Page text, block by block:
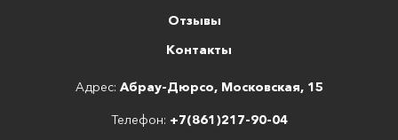
Отзывы
Контакты
Адрес: Абрау-Дюрсо, Московская, 15
Телефон: +7(861)217-90-04